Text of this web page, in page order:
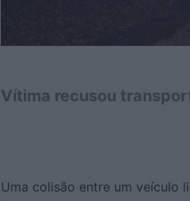
Vítima recusou
Uma colisão entre um veículo